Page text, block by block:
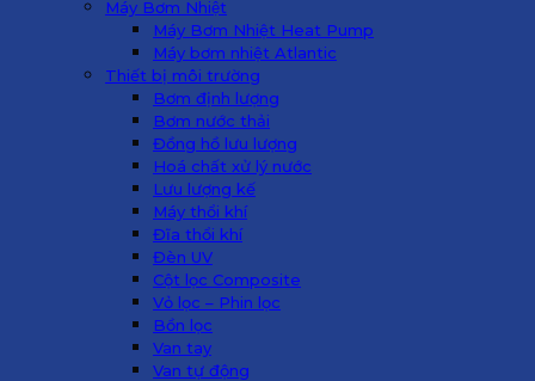
Máy Bơm Nhiệt
Máy Bơm Nhiệt Heat Pump
Máy bơm nhiệt Atlantic
Thiết bị môi trường
Bơm định lượng
Bơm nước thải
Đồng hồ lưu lượng
Hoá chất xử lý nước
Lưu lượng kế
Máy thổi khí
Đĩa thổi khí
Đèn UV
Cột lọc Composite
Vỏ lọc – Phin lọc
Bồn lọc
Van tay
Van tự động